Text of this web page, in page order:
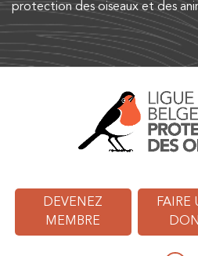
protection des oiseaux et des
DEVENEZ
MEMBRE
FAIRE
DON